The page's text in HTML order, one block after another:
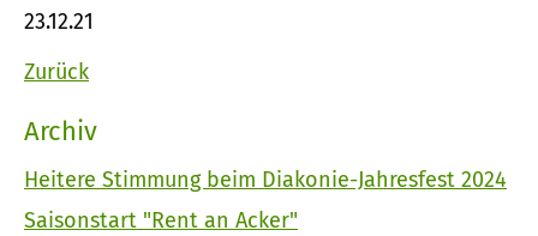
23.12.21
Zurück
Archiv
Heitere Stimmung beim Diakonie-Jahresfest 2024
Saisonstart "Rent an Acker"